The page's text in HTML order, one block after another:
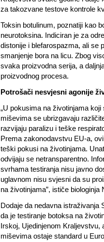
za takozvane testove kontrole
Toksin botulinum, poznatiji kao
neurotoksina. Indiciran je za
distonije i blefarospazma, ali se
smanjenje bora na licu. Zbog
svaka proizvodna serija, a
proizvodnog procesa.
Potrošači nesvjesni agonije
„U pokusima na životinjama
miševima se ubrizgavaju
razvijaju paralizu i teške
Prema zakonodavstvu EU-a,
teški pokusi na životinjama.
odvijaju se netransparentno.
svrhama testiranja nisu javno
uglavnom nisu svjesni da su
na životinjama”, ističe
Dodaje da nedavna istraživanja
da je testiranje botoksa na
Irskoj, Ujedinjenom Kraljevstvu,
miševima ostaje standard u